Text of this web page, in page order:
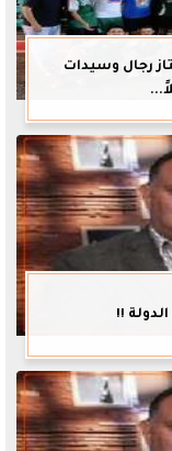
رجال وسيدات
!!